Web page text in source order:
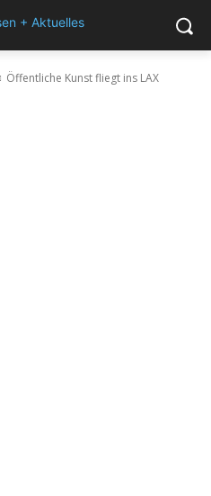
Öffentliche Kunst fliegt ins LAX